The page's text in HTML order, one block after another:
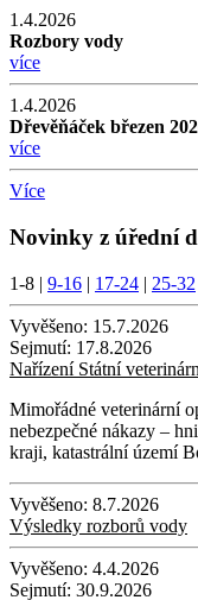
1.4.2026
Rozbory vody
více
1.4.2026
Dřevěňáček březen
více
Více
Novinky z úřední
1-8 | 9-16 | 17-24 | 25-32
Vyvěšeno: 15.7.2026
Sejmutí: 17.8.2026
Nařízení Státní
Mimořádné veterinární
nebezpečné nákazy –
kraji, katastrální území
Vyvěšeno: 8.7.2026
Výsledky rozborů vody
Vyvěšeno: 4.4.2026
Sejmutí: 30.9.2026